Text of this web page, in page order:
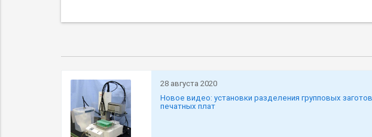
28 августа 2020
Новое видео: установки разделения групповых
печатных плат